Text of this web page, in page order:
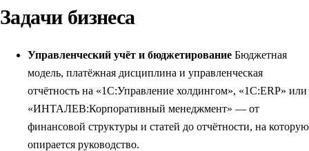
Задачи бизнеса
Управленческий учёт и бюджетирование Бюджетная
модель, платёжная дисциплина и управленческая
отчётность на «1С:Управление холдингом», «1С:ERP» или
«ИНТАЛЕВ:Корпоративный менеджмент» — от
финансовой структуры и статей до отчётности, на которую
опирается руководство.